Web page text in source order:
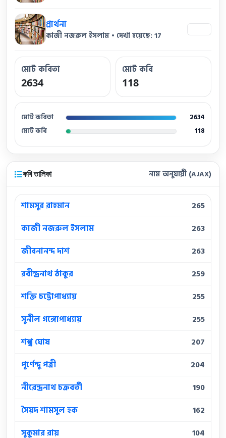
প্রার্থনা
কাজী নজরুল ইসলাম • দেখা হয়েছে: 17
মোট কবিতা
2634
মোট কবি
118
মোট কবিতা
2634
মোট কবি
118
কবি তালিকা নাম অনুযায়ী (AJAX)
শামসুর রাহমান
265
কাজী নজরুল ইসলাম
263
জীবনানন্দ দাশ
263
রবীন্দ্রনাথ ঠাকুর
259
শক্তি চট্টোপাধ্যায়
255
সুনীল গঙ্গোপাধ্যায়
255
শঙ্খ ঘোষ
207
পূর্ণেন্দু পত্রী
204
নীরেন্দ্রনাথ চক্রবর্তী
190
সৈয়দ শামসুল হক
162
সুকুমার রায়
104